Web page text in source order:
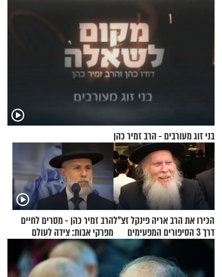
בני זוג מעורבים - הרב זמיר כהן
הכירו את הרב אריה פינקל זצ"ל
דרך 3 הסיפורים המפעימים
הרב זמיר כהן - מסרים לחיים
מפרקי אבות: צידה לעולם
האמת